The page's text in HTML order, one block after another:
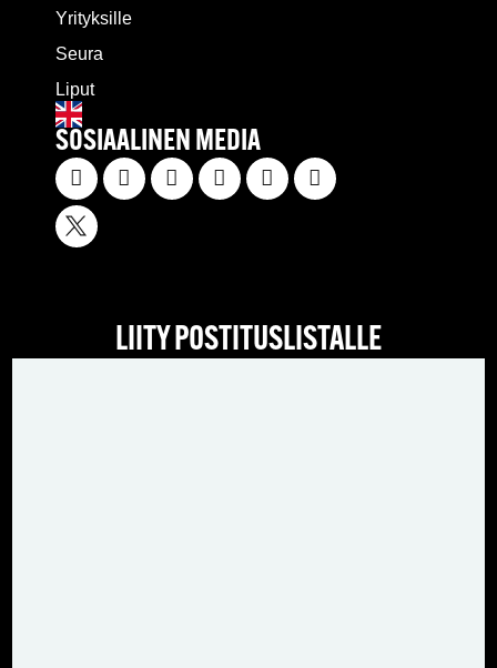
Yrityksille
Seura
Liput
SOSIAALINEN MEDIA
LIITY POSTITUSLISTALLE